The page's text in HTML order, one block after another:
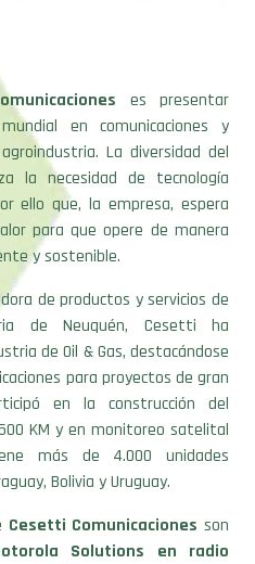
es presentar
en comunicaciones y
La diversidad del
la necesidad de tecnología
ello que, la empresa, espera
para que opere de manera
y sostenible.
de productos y servicios de
de Neuquén, Cesetti ha
de Oil & Gas, destacándose
para proyectos de gran
en la construcción del
KM y en monitoreo satelital
más de 4.000 unidades
Bolivia y Uruguay.
Cesetti Comunicaciones son
Solutions en radio